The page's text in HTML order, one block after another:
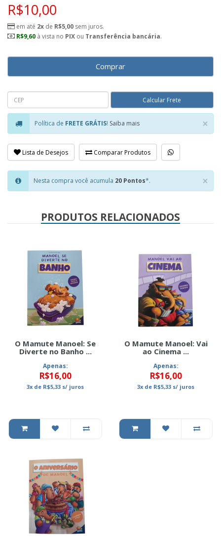
R$10,00
em até 2x de R$5,00 sem juros.
R$9,60 à vista no PIX ou Transferência bancária.
Comprar
×
Política de FRETE GRÁTIS! Saiba mais
Lista de Desejos Comparar Produtos
×
Nesta compra você acumula 20 Pontos*.
PRODUTOS RELACIONADOS
O Mamute Manoel: Se
Diverte no Banho ...
Apenas:
R$16,00
3x de R$5,33 s/ juros
O Mamute Manoel: Vai
ao Cinema ...
Apenas:
R$16,00
3x de R$5,33 s/ juros